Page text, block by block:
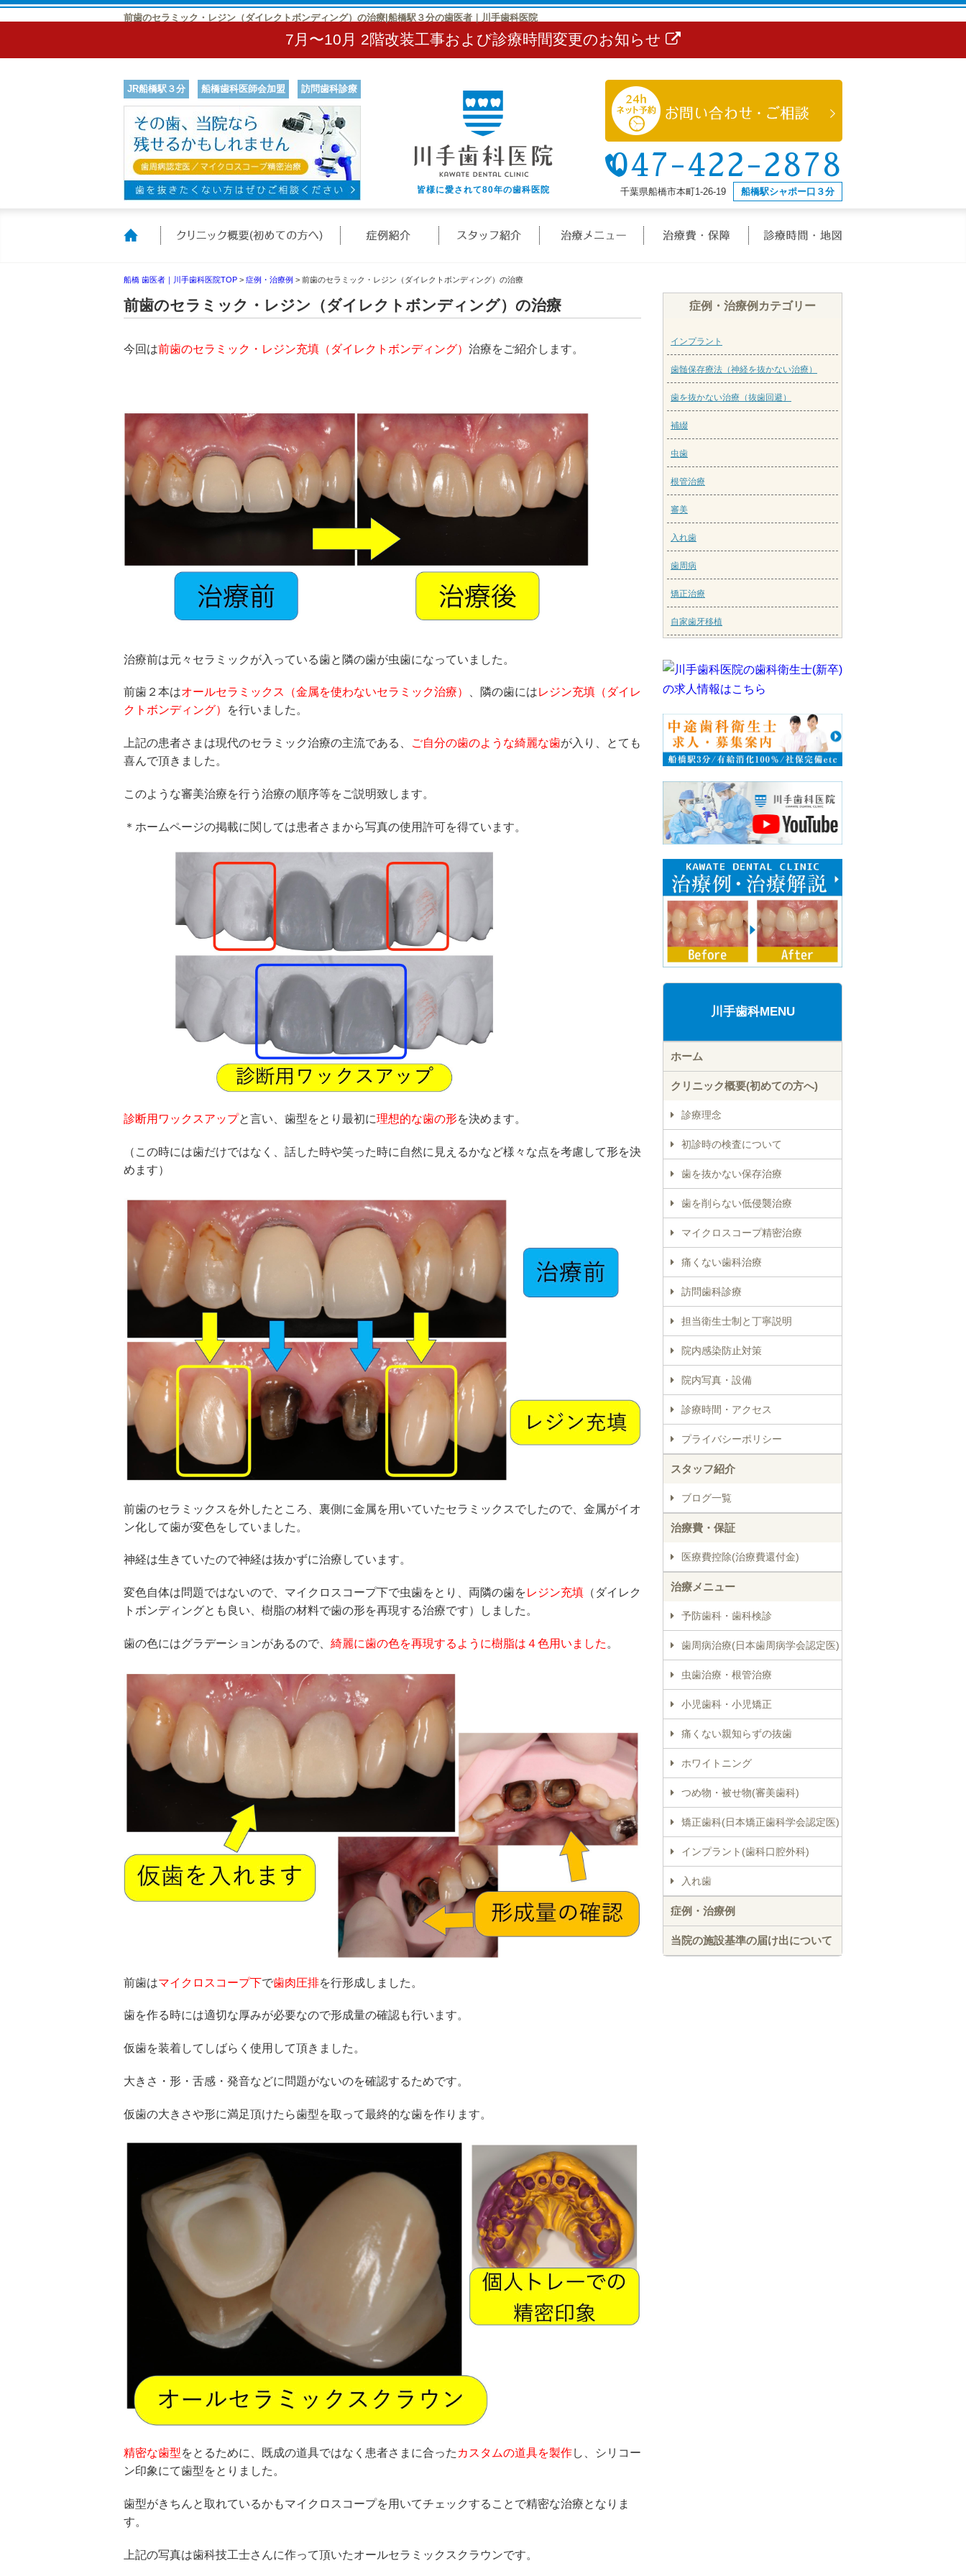
前歯のセラミック・レジン（ダイレクトボンディング）の治療|船橋駅３分の歯医者｜川手歯科医院
7月〜10月 2階改装工事および診療時間変更のお知らせ
JR船橋駅３分 船橋歯科医師会加盟 訪問歯科診療
皆様に愛されて80年の歯科医院
047-422-2878
千葉県船橋市本町1-26-19 船橋駅シャポー口３分
ホーム クリニック概要(初めての方へ)
症例紹介 スタッフ紹介 治療メニュー 治療費・保証
船橋 歯医者｜川手歯科医院TOP > 症例・治療例 > 前歯のセラミック・レジン（ダイレクトボンディング）の治療
前歯のセラミック・レジン（ダイレクトボンディング）の治療
今回は前歯のセラミック・レジン充填（ダイレクトボンディング） 治療をご紹介します。
治療前は元々セラミックが入っている歯と隣の歯が虫歯になっていました。
前歯２本はオールセラミックス（金属を使わないセラミック治療） 、隣の歯には レジン充填（ダイレ
クトボンディング）
を行いました。
上記の患者さまは現代のセラミック治療の主流である、 ご自分の歯のような綺麗な歯が入り、とても
喜んで頂きました。
このような審美治療を行う治療の順序等をご説明致します。
＊ホームページの掲載に関しては患者さまから写真の使用許可を得ています。
診断用ワックスアップと言い、歯型をとり最初に理想的な歯の形を決めます。
（この時には歯だけではなく、話した時や笑った時に自然に見えるかなど様々な点を考慮して形を決
めます）
前歯のセラミックスを外したところ、裏側に金属を用いていたセラミックスでしたので、金属がイオ
ン化して歯が変色をしていました。
神経は生きていたので神経は抜かずに治療しています。
変色自体は問題ではないので、マイクロスコープ下で虫歯をとり、両隣の歯をレジン充填 （ダイレク
トボンディングとも良い、樹脂の材料で歯の形を再現する治療です）しました。
歯の色にはグラデーションがあるので、 綺麗に歯の色を再現するように樹脂は４色用いました 。
前歯はマイクロスコープ下で歯肉圧排を行形成しました。
歯を作る時には適切な厚みが必要なので形成量の確認も行います。
仮歯を装着してしばらく使用して頂きました。
大きさ・形・舌感・発音などに問題がないのを確認するためです。
仮歯の大きさや形に満足頂けたら歯型を取って最終的な歯を作ります。
精密な歯型をとるために、既成の道具ではなく患者さまに合った カスタムの道具を製作し、シリコー
ン印象にて歯型をとりました。
歯型がきちんと取れているかもマイクロスコープを用いてチェックすることで精密な治療となりま
す。
上記の写真は歯科技工士さんに作って頂いたオールセラミックスクラウンです。
症例・治療例カテゴリー
インプラント
歯髄保存療法（神経を抜かない治療）
歯を抜かない治療（抜歯回避）
補綴
虫歯
根管治療
審美
入れ歯
歯周病
矯正治療
自家歯牙移植
川手歯科MENU
ホーム
クリニック概要(初めての方へ)
診療理念
初診時の検査について
歯を抜かない保存治療
歯を削らない低侵襲治療
マイクロスコープ精密治療
痛くない歯科治療
訪問歯科診療
担当衛生士制と丁寧説明
院内感染防止対策
院内写真・設備
診療時間・アクセス
プライバシーポリシー
スタッフ紹介
ブログ一覧
治療費・保証
医療費控除(治療費還付金)
治療メニュー
予防歯科・歯科検診
歯周病治療(日本歯周病学会認定医)
虫歯治療・根管治療
小児歯科・小児矯正
痛くない親知らずの抜歯
ホワイトニング
つめ物・被せ物(審美歯科)
矯正歯科(日本矯正歯科学会認定医)
インプラント(歯科口腔外科)
入れ歯
症例・治療例
当院の施設基準の届け出について